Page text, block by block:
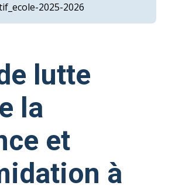
2025-2026
lutte
la
et
à